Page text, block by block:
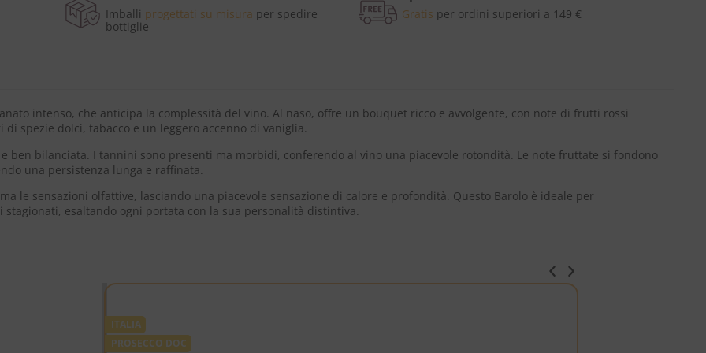
Imballi progettati su misura per spedire
bottiglie
Gratis per ordini superiori a 149 €
intenso, che anticipa la complessità del vino. Al naso, offre un bouquet ricco e avvolgente, con note di frutti rossi
spezie dolci, tabacco e un leggero accenno di vaniglia.
ben bilanciata. I tannini sono presenti ma morbidi, conferendo al vino una piacevole rotondità. Le note fruttate si fondono
una persistenza lunga e raffinata.
le sensazioni olfattive, lasciando una piacevole sensazione di calore e profondità. Questo Barolo è ideale per
esaltando ogni portata con la sua personalità distintiva.
ITALIA
PROSECCO DOC